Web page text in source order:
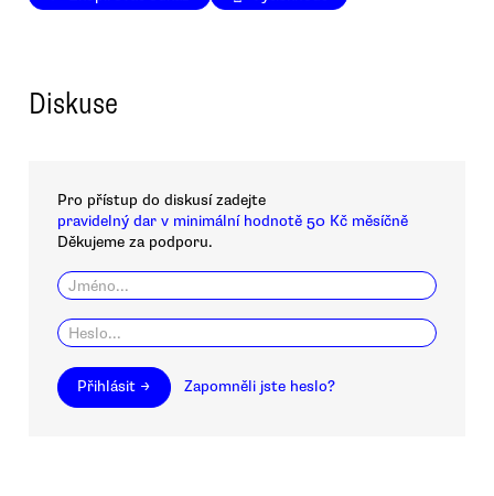
Diskuse
Pro přístup do diskusí zadejte
pravidelný dar v minimální hodnotě 50 Kč měsíčně
Děkujeme za podporu.
Přihlásit → Zapomněli jste heslo?